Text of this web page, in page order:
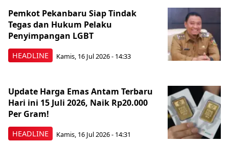
HEADLINE
Pemkot Pekanbaru Siap Tindak
Tegas dan Hukum Pelaku
Penyimpangan LGBT
Kamis, 16 Jul 2026 - 14:33
HEADLINE
Update Harga Emas Antam Terbaru
Hari ini 15 Juli 2026, Naik Rp20.000
Per Gram!
Kamis, 16 Jul 2026 - 14:31